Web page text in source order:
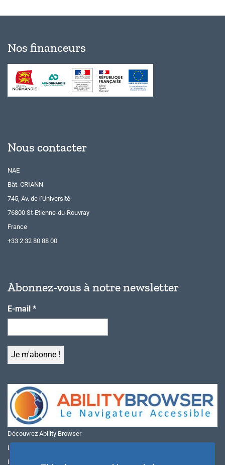
Nos financeurs
Nous contacter
NAE
Bât. CRIANN
745, Av. de l’Université
76800 St-Etienne-du-Rouvray
France
+33 2 32 80 88 00
Abonnez-vous à notre newsletter
E-mail *
Découvrez Ability Browser
Installer Ability Browser sur Windows
Installer Ability Browser sur Mac